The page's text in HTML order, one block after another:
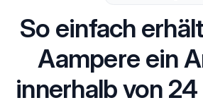
So einfach
Aampere ein
innerhalb von